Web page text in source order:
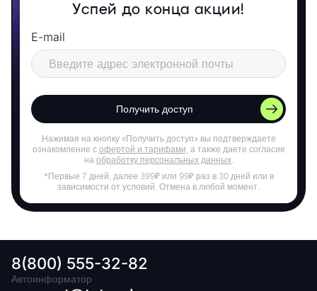
Успей до конца акции!
E-mail
Получить доступ
Нажимая на кнопку «Получить доступ» вы подтверждаете
ознакомление с офертой и тарифами , а также даете согласие
на обработку персональных данных.
*Первые 7 дней, далее 399₽ или 99₽ раз в 30 дней или в
зависимости от условий. Отмена в любой момент.
8(800) 555-32-82
Автоинформатор